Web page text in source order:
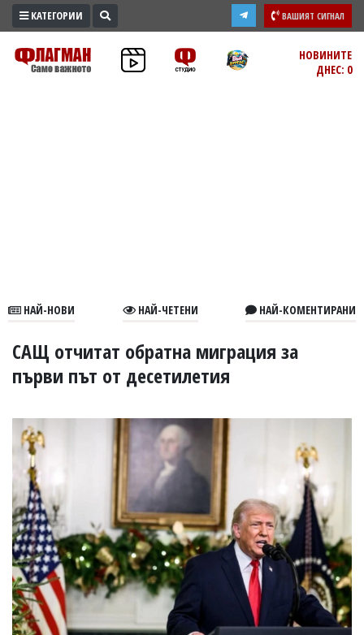
ПРОМО
ЗОНА
В
УКРАЙНА
СПОРТ
РАЗСЛЕДВАНЕ
БИЗНЕС
Управители:
Веселин
Василев,
email:
v.vasilev@flagman.bg
Катя
Касабова,
еmail: k.kassabova@flagman.bg
КАТЕГОРИИ ВАШИЯТ СИГНАЛ
НОВИНИТЕ
ДНЕС: 0
НАЙ-НОВИ НАЙ-ЧЕТЕНИ НАЙ-КОМЕНТИРАНИ
САЩ отчитат обратна миграция за
първи път от десетилетия